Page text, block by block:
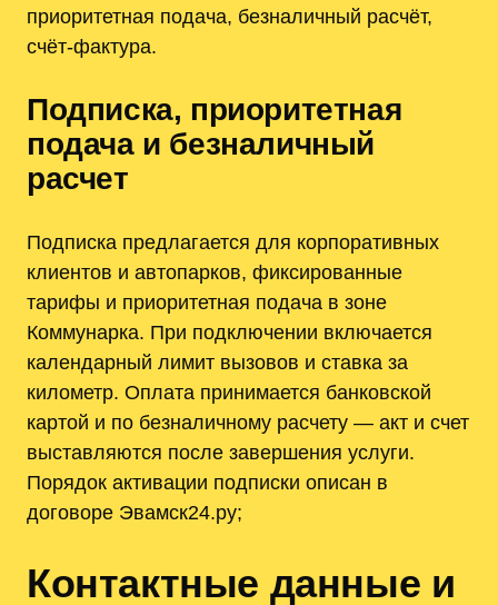
приоритетная подача, безналичный расчёт,
счёт-фактура.
Подписка, приоритетная
подача и безналичный
расчет
Подписка предлагается для корпоративных
клиентов и автопарков, фиксированные
тарифы и приоритетная подача в зоне
Коммунарка. При подключении включается
календарный лимит вызовов и ставка за
километр. Оплата принимается банковской
картой и по безналичному расчету — акт и счет
выставляются после завершения услуги.
Порядок активации подписки описан в
договоре Эвамск24.ру;
Контактные данные и